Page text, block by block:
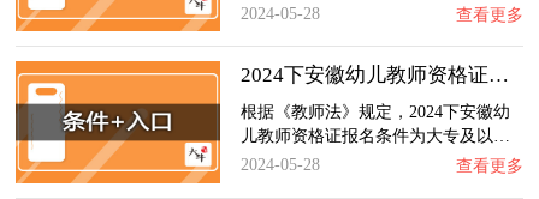
2024-05-28
查看更多
2024下安徽幼儿教师资格证报名条件+官网入口…
根据《教师法》规定，2024下安徽幼
儿教师资格证报名条件为大专及以…
2024-05-28
查看更多